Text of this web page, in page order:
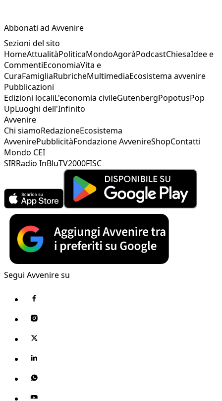
Abbonati ad Avvenire
Sezioni del sito
HomeAttualitàPoliticaMondoAgoràPodcastChiesaIdee e
CommentiEconomiaVita e
CuraFamigliaRubricheMultimediaEcosistema avvenire
Pubblicazioni
Edizioni localiL'economia civileGutenbergPopotusPop
UpLuoghi dell'Infinito
Avvenire
Chi siamoRedazioneEcosistema
AvvenirePubblicitàFondazione AvvenireShopContatti
Mondo CEI
SIRRadio InBluTV2000FISC
Segui Avvenire su